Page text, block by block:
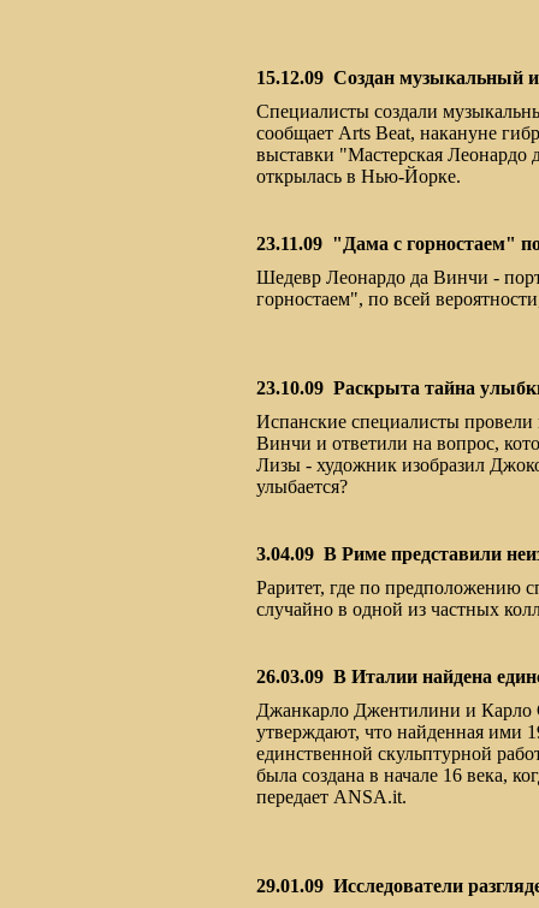
15.12.09 Создан музыкальный
Специалисты создали
сообщает Arts Beat, накануне
выставки "Мастерская Леонардо
открылась в Нью-Йорке.
23.11.09 "Дама с горностаем"
Шедевр Леонардо да Винчи -
горностаем", по всей
23.10.09 Раскрыта тайна
Испанские специалисты провели
Винчи и ответили на вопрос,
Лизы - художник изобразил
улыбается?
3.04.09 В Риме представили
Раритет, где по предположению
случайно в одной из частных
26.03.09 В Италии найдена
Джанкарло Джентилини и Карло
утверждают, что найденная ими
единственной скульптурной
была создана в начале 16 века,
передает ANSA.it.
29.01.09 Исследователи